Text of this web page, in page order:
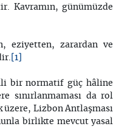
Kavramın, günümüzde
eziyetten, zarardan ve
[1]
bir normatif güç hâline
sınırlanmaması da rol
Lizbon Antlaşması
birlikte mevcut yasal